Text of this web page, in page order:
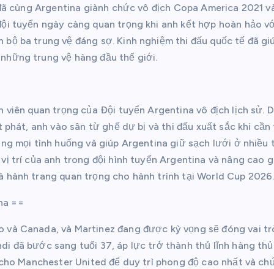
cùng Argentina giành chức vô địch Copa America 2021
tuyển ngày càng quan trọng khi anh kết hợp hoàn hảo
ba trung vệ đáng sợ. Kinh nghiệm thi đấu quốc tế đã
trung vệ hàng đầu thế giới.
quan trọng của Đội tuyển Argentina vô địch lịch sử.
anh vào sân từ ghế dự bị và thi đấu xuất sắc khi
mọi tình huống và giúp Argentina giữ sạch lưới ở nhiều
trí của anh trong đội hình tuyển Argentina và nâng cao
hành trang quan trọng cho hành trình tại World Cup 2026.
==
Canada, và Martinez đang được kỳ vọng sẽ đóng vai
đã bước sang tuổi 37, áp lực trở thành thủ lĩnh hàng thủ
Manchester United để duy trì phong độ cao nhất và